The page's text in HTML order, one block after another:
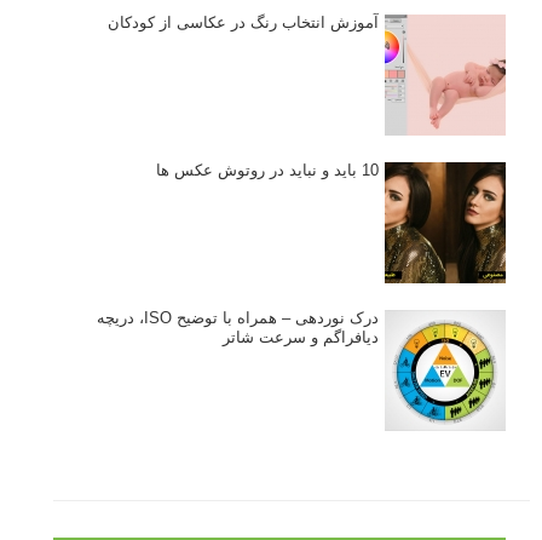
آموزش انتخاب رنگ در عکاسی از کودکان
10 باید و نباید در روتوش عکس ها
درک نوردهی – همراه با توضیح ISO، دریچه
دیافراگم و سرعت شاتر